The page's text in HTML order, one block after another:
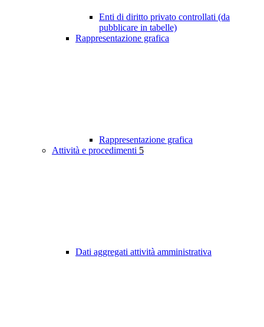
Enti di diritto privato controllati (da
pubblicare in tabelle)
Rappresentazione grafica
Rappresentazione grafica
Attività e procedimenti 5
Dati aggregati attività amministrativa